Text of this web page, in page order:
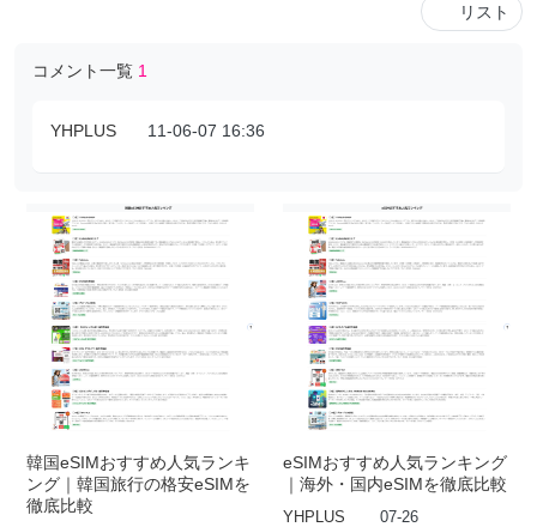
リスト
コメント一覧 1
YHPLUS 11-06-07 16:36
韓国eSIMおすすめ人気ランキ
ング｜韓国旅行の格安eSIMを
徹底比較
eSIMおすすめ人気ランキング
｜海外・国内eSIMを徹底比較
YHPLUS 07-26